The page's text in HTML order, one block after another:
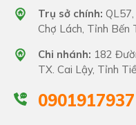
Trụ sở chính:
Chợ Lách, Tỉnh Bến
Chi nhánh: 182
TX. Cai Lậy, Tỉnh
0901917937